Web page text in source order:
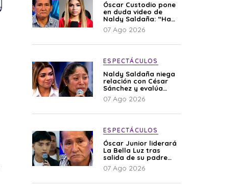
Óscar Custodio pone
en duda video de
Naldy Saldaña: “Hay
cosas que de repente
se han editado”
07 Ago 2026
ESPECTÁCULOS
Naldy Saldaña niega
relación con César
Sánchez y evalúa
denunciar a su
esposa: “Es una
07 Ago 2026
ESPECTÁCULOS
Óscar Junior liderará
La Bella Luz tras
salida de su padre
por polémica con
Naldy Saldaña
07 Ago 2026